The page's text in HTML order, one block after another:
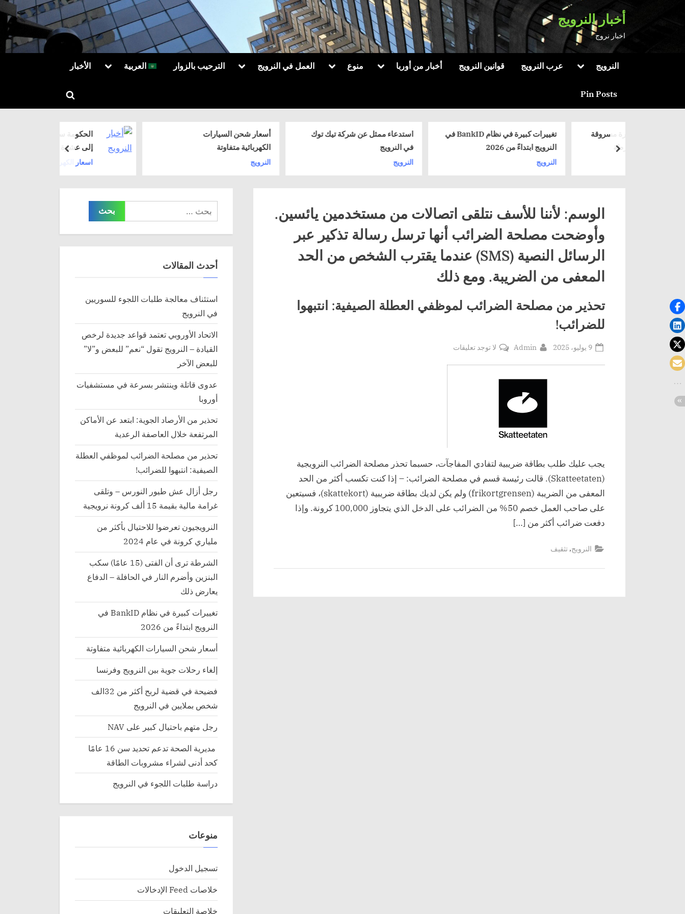
أخبار النرويج
اخبار نروج
النرويج Toggleعرب النرويج قوانين النرويج أخبار من أوربا Toggleمنوع Toggle
Toggle
sub-
menu
العمل في النرويج Toggleالترحيب بالزوار العربية Toggle
Русский
الأخبار
Pin Posts
Toggle
تغييرات كبيرة في نظام BankID في
النرويج ابتداءً من 2026
استدعاء ممثل عن شركة تيك توك
أسعار شحن السيارات
الكهربائية متفاوتة
الحكومة ستدفع ما يصل
إلى عشرة مليارات لتجنب
زيادة إيجار شبكات
اسعار الكهرباء في النرويج
prev next
الوسم: لأننا للأسف نتلقى اتصالات من مستخدمين يائسين.
وأوضحت مصلحة الضرائب أنها ترسل رسالة تذكير عبر
الرسائل النصية (SMS) عندما يقترب الشخص من الحد
المعفى من الضريبة. ومع ذلك
تحذير من مصلحة الضرائب لموظفي العطلة الصيفية: انتبهوا
للضرائب!
Posted
9 يوليو، 2025 By
Admin لا توجد تعليقات
انتبهوا
للضرائب!
يجب عليك طلب بطاقة ضريبية لتفادي المفاجآت، حسبما تحذر مصلحة الضرائب النرويجية
(Skatteetaten). قالت رئيسة قسم في مصلحة الضرائب: – إذا كنت تكسب أكثر من الحد
المعفى من الضريبة (frikortgrensen) ولم يكن لديك بطاقة ضريبية (skattekort)، فسيتعين
على صاحب العمل خصم 50% من الضرائب على الدخل الذي يتجاوز 100,000 كرونة. وإذا
دفعت ضرائب أكثر من […]
النرويج, تثقيف
البحث
عن:
أحدث المقالات
استئناف معالجة طلبات اللجوء للسوريين
في النرويج
الاتحاد الأوروبي تعتمد قواعد جديدة لرخص
القيادة – النرويج تقول “نعم” للبعض و”لا”
للبعض الآخر
عدوى قاتلة وينتشر بسرعة في مستشفيات
أوروبا
تحذير من الأرصاد الجوية: ابتعد عن الأماكن
المرتفعة خلال العاصفة الرعدية
تحذير من مصلحة الضرائب لموظفي العطلة
الصيفية: انتبهوا للضرائب!
رجل أزال عش طيور النورس – وتلقى
غرامة مالية بقيمة 15 ألف كرونة نرويجية
النرويجيون تعرضوا للاحتيال بأكثر من
ملياري كرونة في عام 2024
الشرطة ترى أن الفتى (15 عامًا) سكب
البنزين وأضرم النار في الحافلة – الدفاع
يعارض ذلك
تغييرات كبيرة في نظام BankID في
النرويج ابتداءً من 2026
أسعار شحن السيارات الكهربائية متفاوتة
إلغاء رحلات جوية بين النرويج وفرنسا
فضيحة في قضية لربح أكثر من 32الف
شخص بملايين في النرويج
رجل متهم باحتيال كبير على NAV
مديرية الصحة تدعم تحديد سن 16 عامًا
كحد أدنى لشراء مشروبات الطاقة
دراسة طلبات اللجوء في النرويج
منوعات
تسجيل الدخول
خلاصات Feed الإدخالات
خلاصة التعليقات